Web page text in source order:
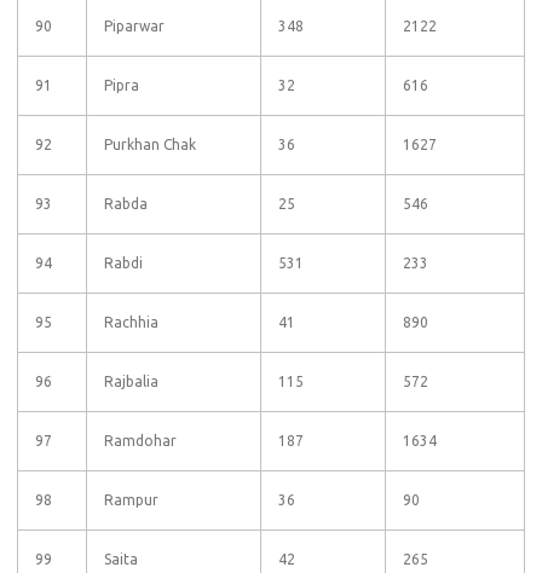
90 Piparwar 348 2122
91 Pipra 32 616
92 Purkhan Chak 36 1627
93 Rabda 25 546
94 Rabdi 531 233
95 Rachhia 41 890
96 Rajbalia 115 572
97 Ramdohar 187 1634
98 Rampur 36 90
99 Saita 42 265